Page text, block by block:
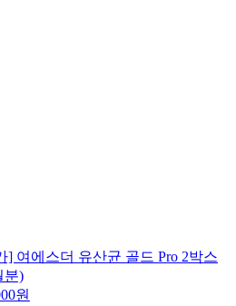
] 여에스더 유산균 골드 Pro 2박스
분)
원